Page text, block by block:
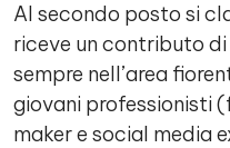
Al secondo posto si
riceve un contributo
sempre nell’area
giovani professionisti
maker e social media